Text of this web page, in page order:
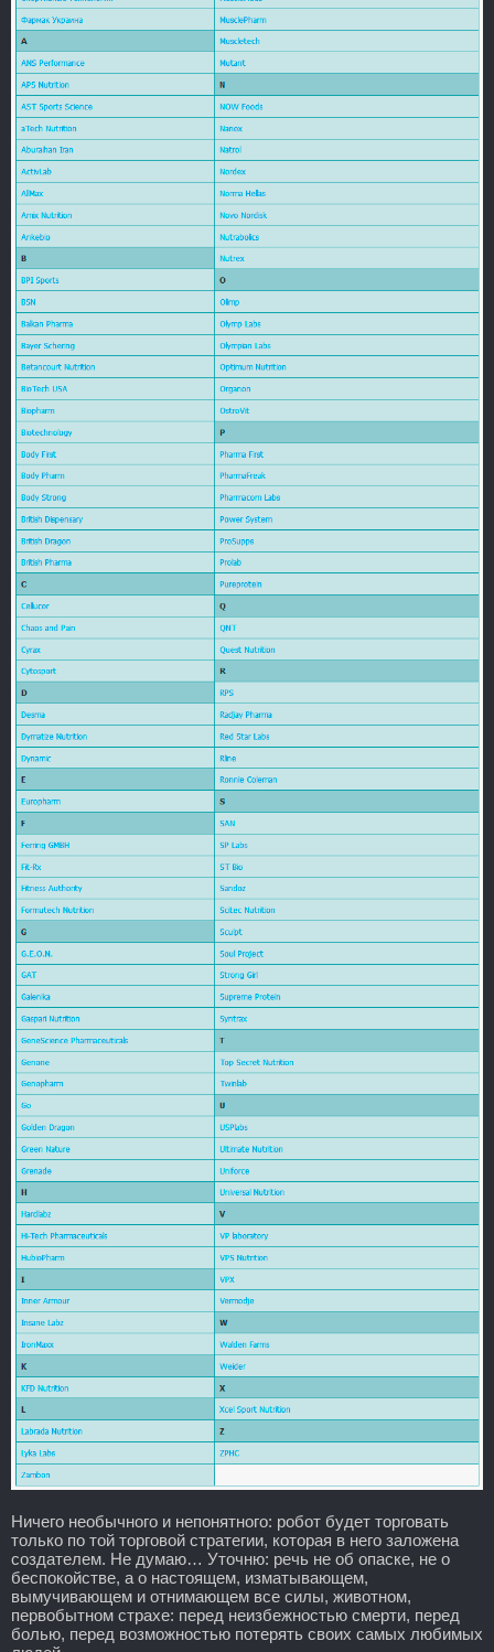
Ничего необычного и непонятного: робот будет торговать
только по той торговой стратегии, которая в него заложена
создателем. Не думаю… Уточню: речь не об опаске, не о
беспокойстве, а о настоящем, изматывающем,
вымучивающем и отнимающем все силы, животном,
первобытном страхе: перед неизбежностью смерти, перед
болью, перед возможностью потерять своих самых любимых